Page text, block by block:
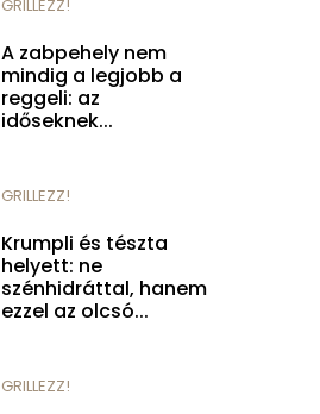
GRILLEZZ!
A zabpehely nem
mindig a legjobb a
reggeli: az
időseknek...
GRILLEZZ!
Krumpli és tészta
helyett: ne
szénhidráttal, hanem
ezzel az olcsó...
GRILLEZZ!